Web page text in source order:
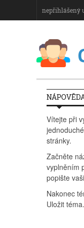
nepřihlášený
Vítejte při
stránky.
Začněte
vyplněním
popište
Nakonec
Uložit téma.